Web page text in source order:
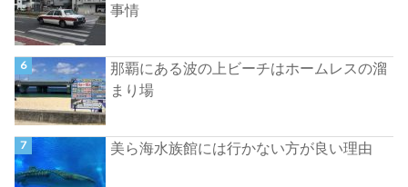
事情
那覇にある波の上ビーチはホームレスの溜
まり場
美ら海水族館には行かない方が良い理由